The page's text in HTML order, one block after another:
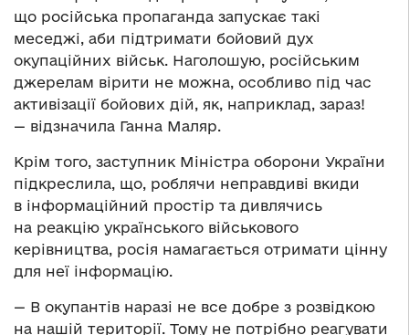
що російська пропаганда запускає такі
меседжі, аби підтримати бойовий дух
окупаційних військ. Наголошую, російським
джерелам вірити не можна, особливо під час
активізації бойових дій, як, наприклад, зараз!
— відзначила Ганна Маляр.
Крім того, заступник Міністра оборони України
підкреслила, що, роблячи неправдиві вкиди
в інформаційний простір та дивлячись
на реакцію українського військового
керівництва, росія намагається отримати цінну
для неї інформацію.
— В окупантів наразі не все добре з розвідкою
на нашій території. Тому не потрібно реагувати